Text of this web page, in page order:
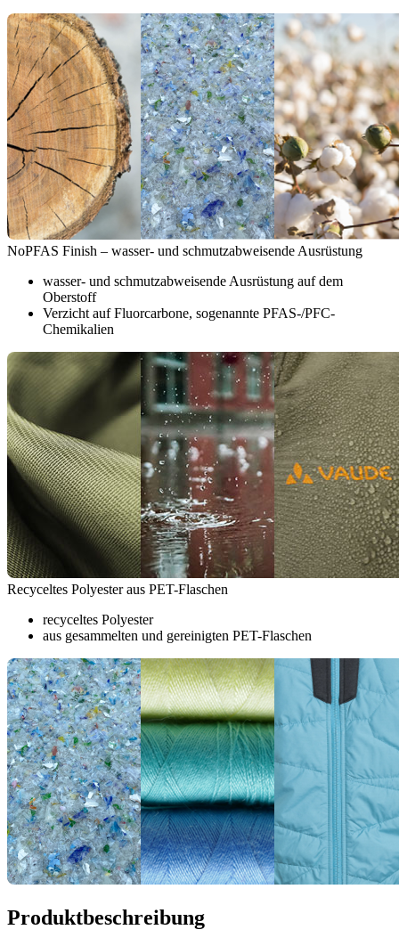
NoPFAS Finish – wasser- und schmutzabweisende Ausrüstung
wasser- und schmutzabweisende Ausrüstung auf dem
Oberstoff
Verzicht auf Fluorcarbone, sogenannte PFAS-/PFC-
Chemikalien
Recyceltes Polyester aus PET-Flaschen
recyceltes Polyester
aus gesammelten und gereinigten PET-Flaschen
Produktbeschreibung